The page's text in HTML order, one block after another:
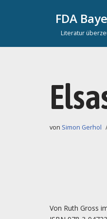
springen
FDA
Literatur
von Simon Gerhol
Von Ruth Gross